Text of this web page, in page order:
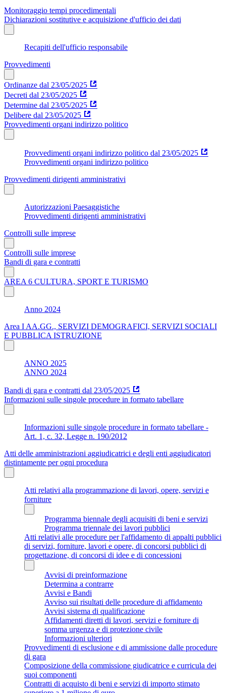
Monitoraggio tempi procedimentali
Dichiarazioni sostitutive e acquisizione d'ufficio dei dati
Recapiti dell'ufficio responsabile
Provvedimenti
Ordinanze dal 23/05/2025
Decreti dal 23/05/2025
Determine dal 23/05/2025
Delibere dal 23/05/2025
Provvedimenti organi indirizzo politico
Provvedimenti organi indirizzo politico dal 23/05/2025
Provvedimenti organi indirizzo politico
Provvedimenti dirigenti amministrativi
Autorizzazioni Paesaggistiche
Provvedimenti dirigenti amministrativi
Controlli sulle imprese
Controlli sulle imprese
Bandi di gara e contratti
AREA 6 CULTURA, SPORT E TURISMO
Anno 2024
Area I AA.GG., SERVIZI DEMOGRAFICI, SERVIZI SOCIALI
E PUBBLICA ISTRUZIONE
ANNO 2025
ANNO 2024
Bandi di gara e contratti dal 23/05/2025
Informazioni sulle singole procedure in formato tabellare
Informazioni sulle singole procedure in formato tabellare -
Art. 1, c. 32, Legge n. 190/2012
Atti delle amministrazioni aggiudicatrici e degli enti aggiudicatori
distintamente per ogni procedura
Atti relativi alla programmazione di lavori, opere, servizi e
forniture
Programma biennale degli acquisiti di beni e servizi
Programma triennale dei lavori pubblici
Atti relativi alle procedure per l'affidamento di appalti pubblici
di servizi, forniture, lavori e opere, di concorsi pubblici di
progettazione, di concorsi di idee e di concessioni
Avvisi di preinformazione
Determina a contrarre
Avvisi e Bandi
Avviso sui risultati delle procedure di affidamento
Avvisi sistema di qualificazione
Affidamenti diretti di lavori, servizi e forniture di
somma urgenza e di protezione civile
Informazioni ulteriori
Provvedimenti di esclusione e di ammissione dalle procedure
di gara
Composizione della commissione giudicatrice e curricula dei
suoi componenti
Contratti di acquisto di beni e servizi di importo stimato